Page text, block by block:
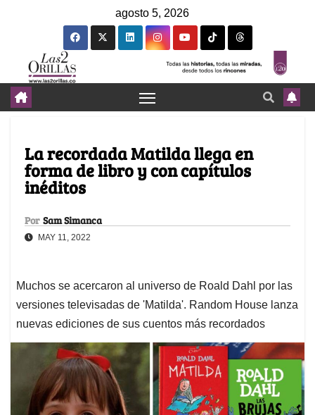
agosto 5, 2026
La recordada Matilda llega en
forma de libro y con capítulos
inéditos
Por Sam Simanca
MAY 11, 2022
Muchos se acercaron al universo de Roald Dahl por las
versiones televisadas de 'Matilda'. Random House lanza
nuevas ediciones de sus cuentos más recordados